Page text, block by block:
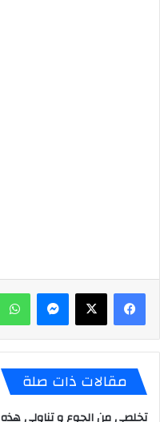
ماسنجر
مقالات ذات صلة
تخلصي من الجوع و تناولي هذه